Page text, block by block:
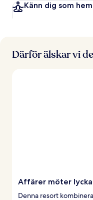
Känn dig som
Därför älskar vi
Affärer möter lycka
Denna resort